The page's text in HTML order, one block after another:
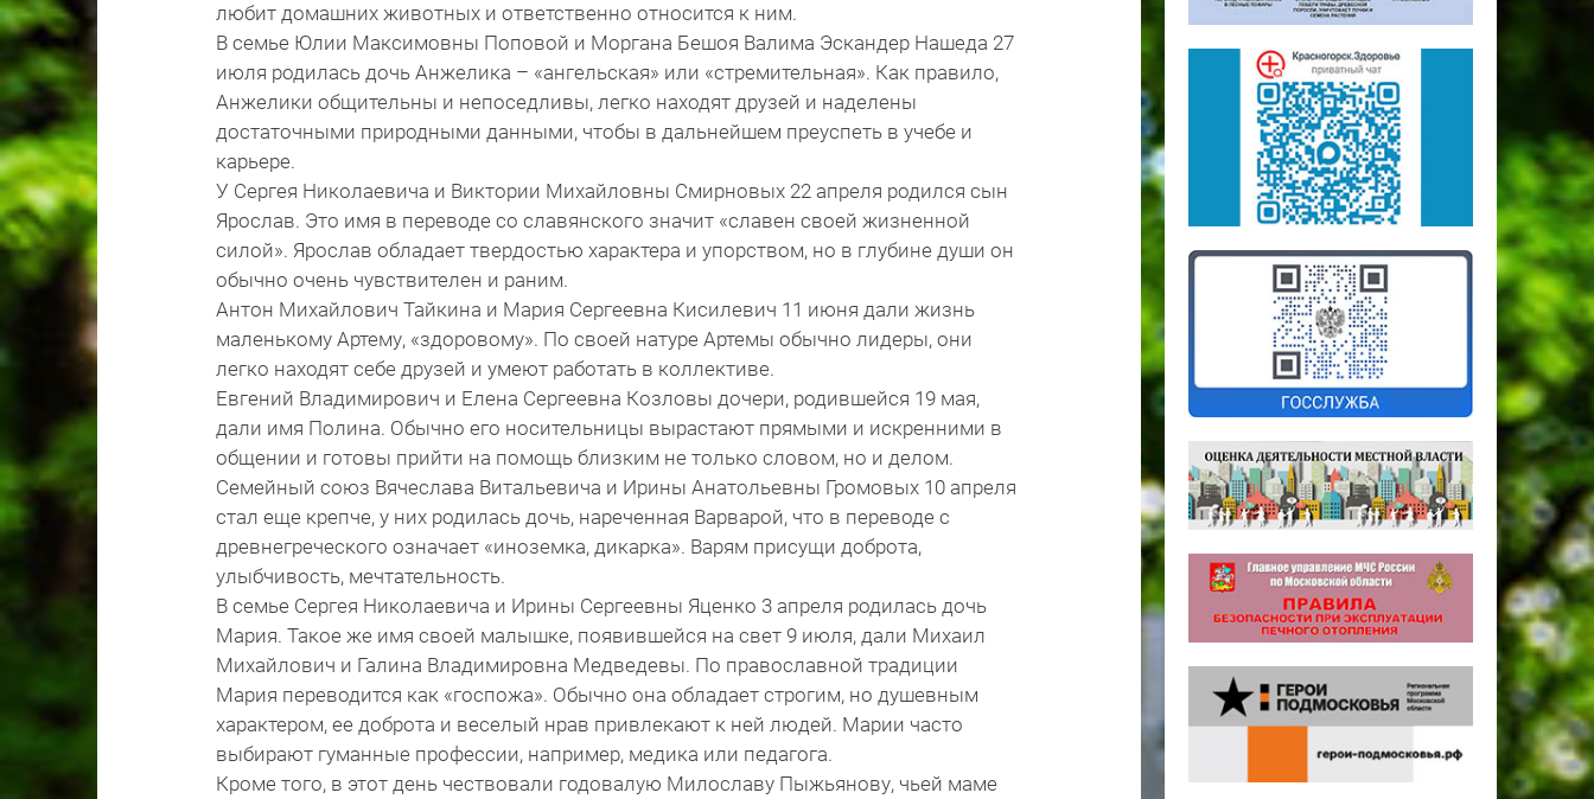
любит домашних животных и ответственно относится к ним.
В семье Юлии Максимовны Поповой и Моргана Бешоя Валима Эскандер Нашеда 27
июля родилась дочь Анжелика – «ангельская» или «стремительная». Как правило,
Анжелики общительны и непоседливы, легко находят друзей и наделены
достаточными природными данными, чтобы в дальнейшем преуспеть в учебе и
карьере.
У Сергея Николаевича и Виктории Михайловны Смирновых 22 апреля родился сын
Ярослав. Это имя в переводе со славянского значит «славен своей жизненной
силой». Ярослав обладает твердостью характера и упорством, но в глубине души он
обычно очень чувствителен и раним.
Антон Михайлович Тайкина и Мария Сергеевна Кисилевич 11 июня дали жизнь
маленькому Артему, «здоровому». По своей натуре Артемы обычно лидеры, они
легко находят себе друзей и умеют работать в коллективе.
Евгений Владимирович и Елена Сергеевна Козловы дочери, родившейся 19 мая,
дали имя Полина. Обычно его носительницы вырастают прямыми и искренними в
общении и готовы прийти на помощь близким не только словом, но и делом.
Семейный союз Вячеслава Витальевича и Ирины Анатольевны Громовых 10 апреля
стал еще крепче, у них родилась дочь, нареченная Варварой, что в переводе с
древнегреческого означает «иноземка, дикарка». Варям присущи доброта,
улыбчивость, мечтательность.
В семье Сергея Николаевича и Ирины Сергеевны Яценко 3 апреля родилась дочь
Мария. Такое же имя своей малышке, появившейся на свет 9 июля, дали Михаил
Михайлович и Галина Владимировна Медведевы. По православной традиции
Мария переводится как «госпожа». Обычно она обладает строгим, но душевным
характером, ее доброта и веселый нрав привлекают к ней людей. Марии часто
выбирают гуманные профессии, например, медика или педагога.
Кроме того, в этот день чествовали годовалую Милославу Пыжьянову, чьей маме